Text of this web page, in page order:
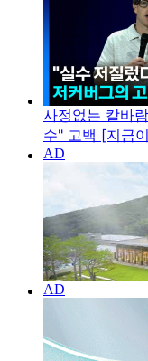
사정없는 칼바
수" 고백 [지금